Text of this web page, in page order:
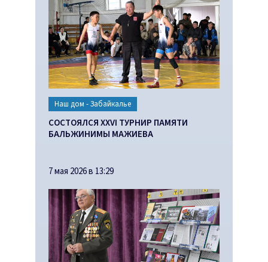
Наш дом - Забайкалье
СОСТОЯЛСЯ XXVI ТУРНИР ПАМЯТИ
БАЛЬЖИНИМЫ МАЖИЕВА
7 мая 2026 в 13:29